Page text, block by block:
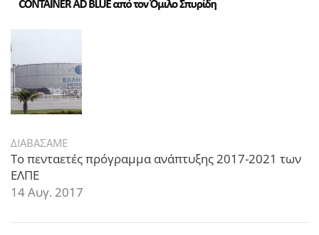
ΔΙΑΒΑΣΑΜΕ
Το πενταετές πρόγραμμα ανάπτυξης 2017-2021 των
ΕΛΠΕ
14 Αυγ. 2017